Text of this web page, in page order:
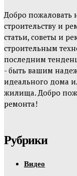
Добро пожаловать
строительству и
статьи, советы и
строительным
последним
- быть вашим
идеального дома
жилища. Добро
ремонта!
Рубрики
Видео